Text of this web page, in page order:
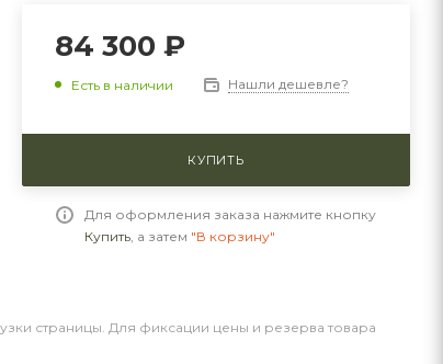
84 300 ₽
Есть в наличии Нашли дешевле?
КУПИТЬ
Для оформления заказа нажмите кнопку
Купить, а затем "В корзину"
страницы. Для фиксации цены и резерва товара